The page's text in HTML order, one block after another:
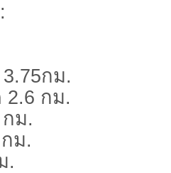
กม.
2.6 กม.
ม.
ม.
.